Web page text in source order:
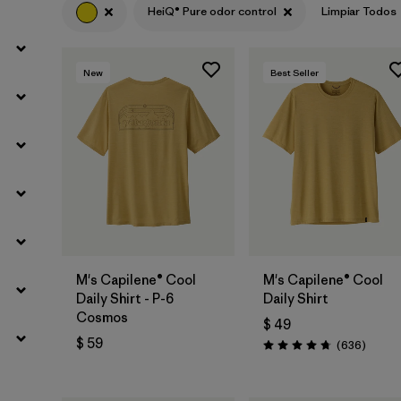
Filtrar por
Materials & Fabric
HeiQ® Pure odor control Limpiar Todos
New
M's Capilene® Cool
Daily Shirt - P-6
Cosmos
$ 59
Best Seller
M's Capilene® Cool
Daily Shirt
$ 49
Valoración: 4.7 / 5
(636)